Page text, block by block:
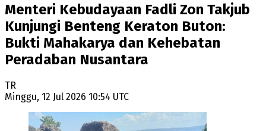
Menteri Kebudayaan Fadli Zon Takjub
Kunjungi Benteng Keraton Buton:
Bukti Mahakarya dan Kehebatan
Peradaban Nusantara
TR
Minggu, 12 Jul 2026 10:54 UTC